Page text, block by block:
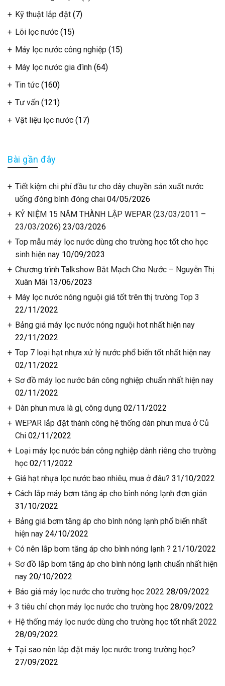
Kỹ thuật lắp đặt (7)
Lõi lọc nước (15)
Máy lọc nước công nghiệp (15)
Máy lọc nước gia đình (64)
Tin tức (160)
Tư vấn (121)
Vật liệu lọc nước (17)
Bài gần đây
Tiết kiệm chi phí đầu tư cho dây chuyền sản xuất nước
uống đóng bình đóng chai 04/05/2026
KỶ NIỆM 15 NĂM THÀNH LẬP WEPAR (23/03/2011 –
23/03/2026) 23/03/2026
Top mẫu máy lọc nước dùng cho trường học tốt cho học
sinh hiện nay 10/09/2023
Chương trình Talkshow Bắt Mạch Cho Nước – Nguyễn Thị
Xuân Mãi 13/06/2023
Máy lọc nước nóng nguội giá tốt trên thị trường Top 3
22/11/2022
️Bảng giá máy lọc nước nóng nguội hot nhất hiện nay
22/11/2022
Top 7 loại hạt nhựa xử lý nước phổ biến tốt nhất hiện nay
02/11/2022
Sơ đồ máy lọc nước bán công nghiệp chuẩn nhất hiện nay
02/11/2022
Dàn phun mưa là gì, công dụng 02/11/2022
WEPAR lắp đặt thành công hệ thống dàn phun mưa ở Củ
Chi 02/11/2022
Loại máy lọc nước bán công nghiệp dành riêng cho trường
học 02/11/2022
Giá hạt nhựa lọc nước bao nhiêu, mua ở đâu? 31/10/2022
Cách lắp máy bơm tăng áp cho bình nóng lạnh đơn giản
31/10/2022
Bảng giá bơm tăng áp cho bình nóng lạnh phổ biến nhất
hiện nay 24/10/2022
Có nên lắp bơm tăng áp cho bình nóng lạnh ? 21/10/2022
Sơ đồ lắp bơm tăng áp cho bình nóng lạnh chuẩn nhất hiện
nay 20/10/2022
Báo giá máy lọc nước cho trường học 2022 28/09/2022
3 tiêu chí chọn máy lọc nước cho trường học 28/09/2022
Hệ thống máy lọc nước dùng cho trường học tốt nhất 2022
28/09/2022
Tại sao nên lắp đặt máy lọc nước trong trường học?
27/09/2022